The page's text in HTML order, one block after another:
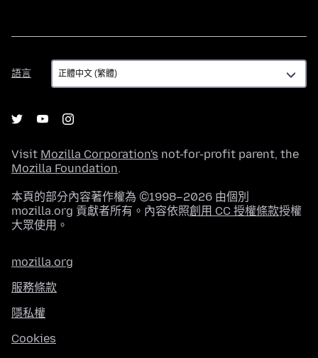
語言
語
言
Visit Mozilla Corporation's not-for-profit parent, the
Mozilla Foundation.
本頁的部分內容著作權為 ©1998–2026 由個別
mozilla.org 貢獻者所有。內容依照創用 CC 授權條款授權
大眾使用。
mozilla.org
服務條款
隱私權
Cookies